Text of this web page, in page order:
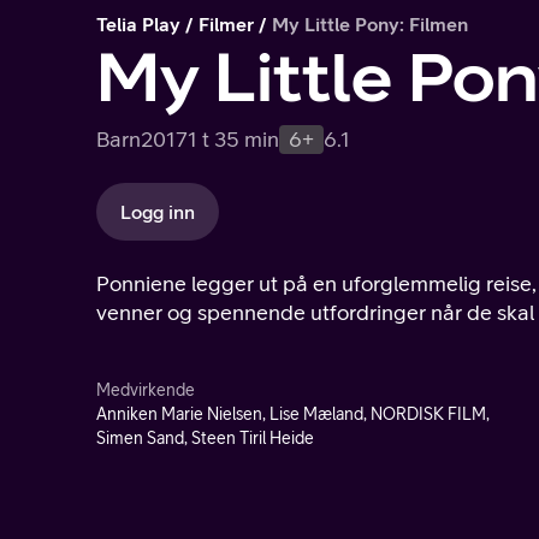
Telia Play Filmer My Little Pony: Filmen
My Little
Barn20171 t 35 min 6+ 6.1
Logg inn
Ponniene legger ut på en uforglemmelig reise, som tar dem med utenfor Equestiria. Her møter de både nye
venner og spennende utfordringer når de
Medvirkende
Anniken Marie Nielsen, Lise Mæland, NORDISK FILM,
Simen Sand, Steen Tiril Heide